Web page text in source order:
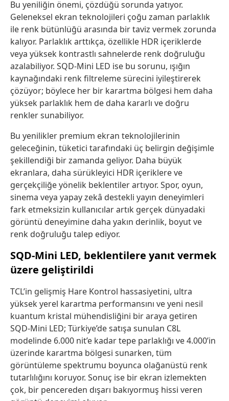
Bu yeniliğin önemi, çözdüğü sorunda yatıyor.
Geleneksel ekran teknolojileri çoğu zaman parlaklık
ile renk bütünlüğü arasında birtaviz vermek zorunda
kalıyor. Parlaklık arttıkça, özellikle HDR içeriklerde
veya yüksek kontrastlı sahnelerde renk doğruluğu
azalabiliyor. SQD-Mini LED ise bu sorunu, ışığın
kaynağındaki renk filtreleme sürecini iyileştirerek
çözüyor; böylece her bir karartma bölgesi hem daha
yüksek parlaklık hem de daha kararlı ve doğru
renkler sunabiliyor.
Bu yenilikler premium ekran teknolojilerinin
geleceğinin, tüketici tarafındaki üç belirgin değişimle
şekillendiği bir zamanda geliyor. Daha büyük
ekranlara, daha sürükleyici HDR içeriklereve
gerçekçiliğe yönelik beklentilerartıyor. Spor, oyun,
sinema veya yapay zekâ destekli yayın deneyimleri
fark etmeksizin kullanıcılarartık gerçek dünyadaki
görüntü deneyimine daha yakın derinlik, boyut ve
renk doğruluğu talep ediyor.
SQD-Mini LED, beklentilere yanıt vermek
üzere geliştirildi
TCL’in gelişmiş Hare Kontrol hassasiyetini, ultra
yüksek yerel karartma performansını ve yeni nesil
kuantum kristal mühendisliğini bir araya getiren
SQD-Mini LED; Türkiye’de satışa sunulan C8L
modelinde 6.000 nit’e kadar tepe parlaklığı ve4.000’in
üzerinde karartma bölgesi sunarken, tüm
görüntüleme spektrumu boyunca olağanüstü renk
tutarlılığını koruyor. Sonuç ise bir ekran izlemekten
çok, bir pencereden dışarı bakıyormuş hissi veren